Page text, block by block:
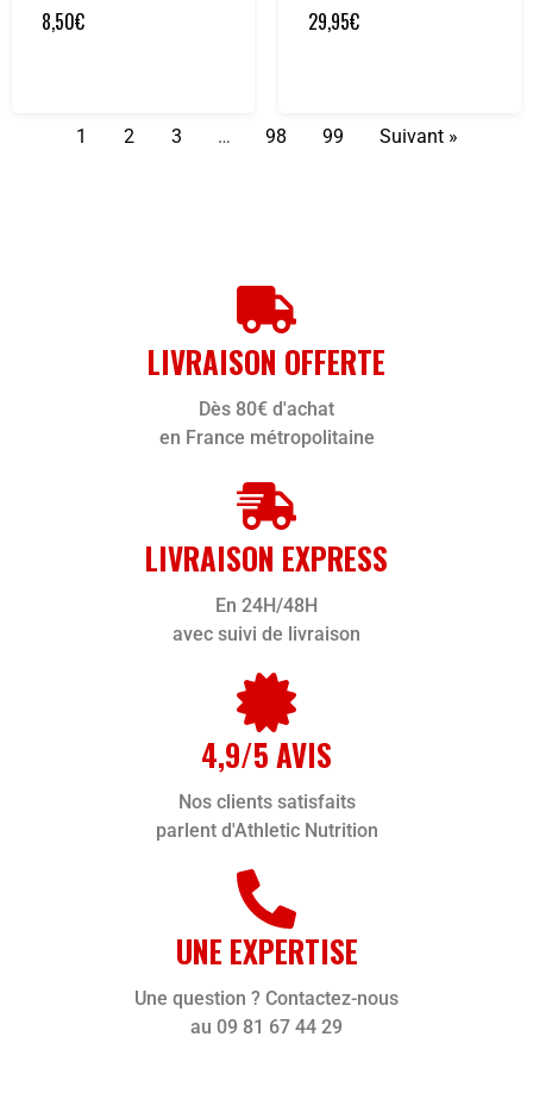
8,50€ 29,95€
1 2 3 … 98 99 Suivant »
LIVRAISON OFFERTE
Dès 80€ d'achat
en France métropolitaine
LIVRAISON EXPRESS
En 24H/48H
avec suivi de livraison
4,9/5 AVIS
Nos clients satisfaits
parlent d'Athletic Nutrition
UNE EXPERTISE
Une question ? Contactez-nous
au 09 81 67 44 29